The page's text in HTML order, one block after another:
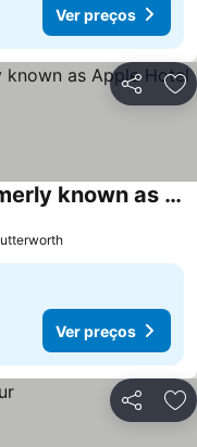
Ver preços
Partilhar
Q Collection Macalister formerly known as Apple Hotel Penang
Ver preços
Partilhar